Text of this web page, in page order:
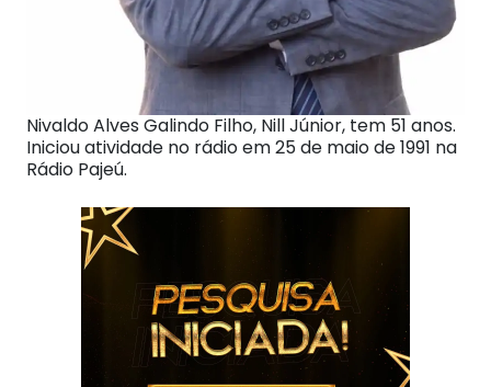
Nivaldo Alves Galindo Filho, Nill Júnior, tem 51 anos.
Iniciou atividade no rádio em 25 de maio de 1991 na
Rádio Pajeú.